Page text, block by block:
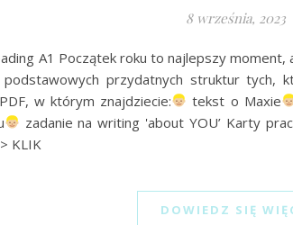
8 września, 2023
A1 Początek roku to najlepszy moment,
podstawowych przydatnych struktur tych,
w którym znajdziecie:
tekst o Maxie
zadanie na writing 'about YOU’ Karty
KLIK
DOWIEDZ SIĘ